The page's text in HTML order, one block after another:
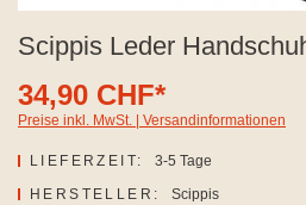
Scippis Leder
34,90 CHF*
Preise inkl. MwSt. | Versandinformationen
LIEFERZEIT:
3-5 Tage
HERSTELLER:
Scippis